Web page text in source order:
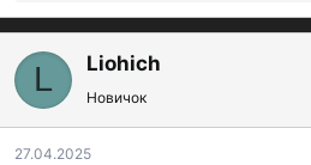
а
к
и
и
:
L Liohich
Новичок
27.04.2025